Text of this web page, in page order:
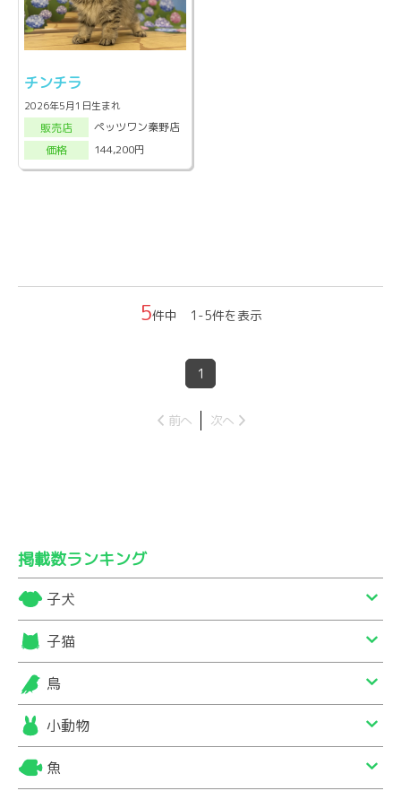
チンチラ
2026年5月1日生まれ
販売店
ペッツワン秦野店
価格
144,200円
5件中 1-5件を表示
1
前へ 次へ
掲載数ランキング
子犬
子猫
鳥
小動物
魚